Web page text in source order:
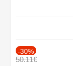
-30%
50.11€